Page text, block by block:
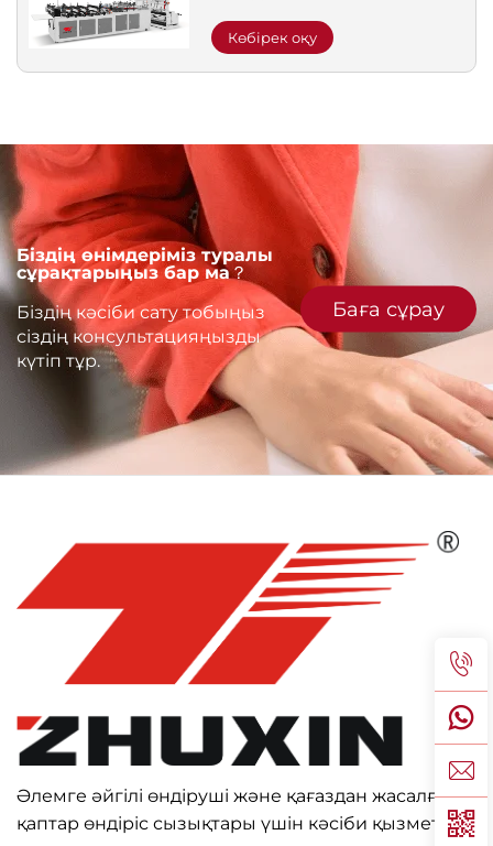
Көбірек оқу
Біздің өнімдеріміз туралы
сұрақтарыңыз бар ма？
Біздің кәсіби сату тобыңыз
сіздің консультацияңызды
күтіп тұр.
Баға сұрау
Әлемге әйгілі өндіруші және қағаздан жасалған
қаптар өндіріс сызықтары үшін кәсіби қызмет